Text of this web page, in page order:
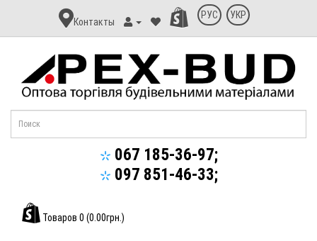
Контакт
Апекс-
Контакты
РУС УКР
067 185-36-97;
097 851-46-33;
Товаров 0 (0.00грн.)